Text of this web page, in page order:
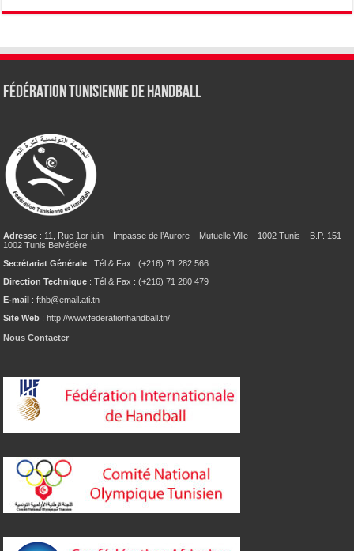
Fédération tunisienne de Handball
Adresse : 11, Rue 1er juin – Impasse de l’Aurore – Mutuelle Ville – 1002 Tunis – B.P. 151 –
1002 Tunis Belvédère
Secrétariat Générale : Tél & Fax : (+216) 71 282 566
Direction Technique : Tél & Fax : (+216) 71 280 479
E-mail : fthb@email.ati.tn
Site Web : http://www.federationhandball.tn/
Nous Contacter